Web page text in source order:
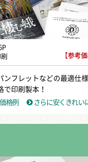
【参考
ンフレットなどの最適仕
で印刷製本！
格例 さらに安くきれい